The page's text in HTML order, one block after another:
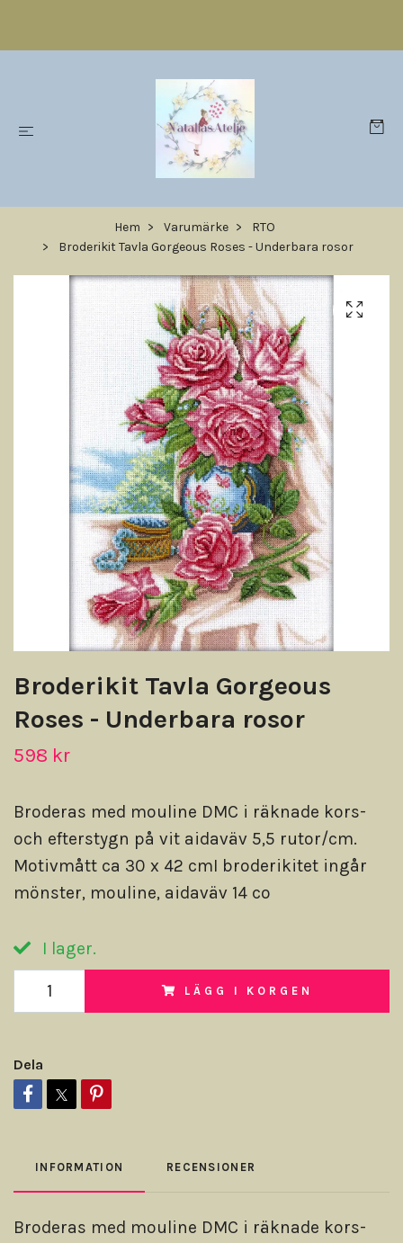
Hem Varumärke
RTO
Broderikit Tavla Gorgeous Roses - Underbara rosor
Broderikit Tavla Gorgeous
Roses - Underbara rosor
598 kr
Broderas med mouline DMC i räknade kors-
och efterstygn på vit aidaväv 5,5 rutor/cm.
Motivmått ca 30 x 42 cmI broderikitet ingår
mönster, mouline, aidaväv 14 co
I lager.
LÄGG I KORGEN
Dela
INFORMATION RECENSIONER
Broderas med mouline DMC i räknade kors-